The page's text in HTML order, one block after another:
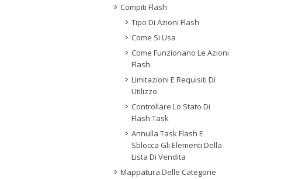
Compiti Flash
Tipo Di Azioni Flash
Come Si Usa
Come Funzionano Le Azioni
Flash
Limitazioni E Requisiti Di
Utilizzo
Controllare Lo Stato Di
Flash Task
Annulla Task Flash E
Sblocca Gli Elementi Della
Lista Di Vendita
Mappatura Delle Categorie